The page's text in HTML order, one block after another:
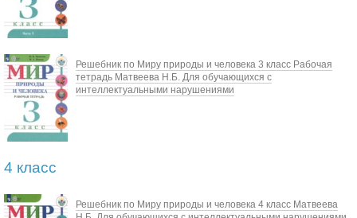
Решебник по Миру природы и человека 3 класс Рабочая
тетрадь Матвеева Н.Б. Для обучающихся с
интеллектуальными нарушениями
4 класс
Решебник по Миру природы и человека 4 класс Матвеева